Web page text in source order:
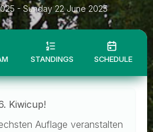
- Sunday 22 June 2025
STANDINGS SCHEDULE
Kiwicup!
Auflage veranstalten